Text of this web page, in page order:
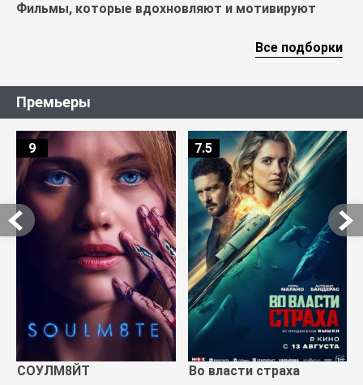
Фильмы, которые вдохновляют и мотивируют
Все подборки
Премьеры
СОУЛМ8ЙТ
9
Во власти страха
7.5